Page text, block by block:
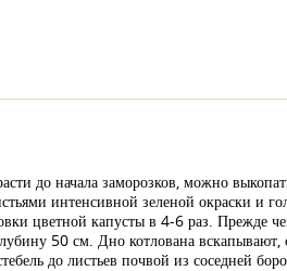
до начала заморозков, можно
интенсивной зеленой окраски и
цветной капусты в 4-6 раз. Прежде
50 см. Дно котлована
до листьев почвой из соседней